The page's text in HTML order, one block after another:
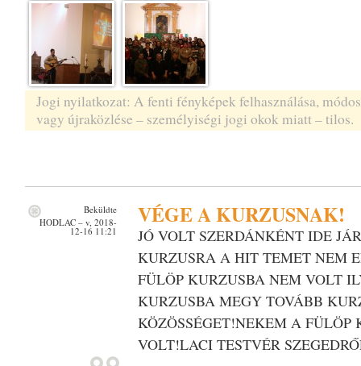
Jogi nyilatkozat: A fenti fényképek felhasználása,
vagy újraközlése – személyiségi jogi okok miatt – tilos.
VÉGE A KURZUSNAK!
JÓ VOLT SZERDÁNKÉNT IDE
KURZUSRA A HIT TEMET NEM
FÜLÖP KURZUSBA NEM VOLT
KURZUSBA MEGY TOVÁBB
KÖZÖSSÉGET!NEKEM A FÜLÖP
VOLT!LACI TESTVÉR
Beküldte
HODLAC– v, 2018-
12-16 11:21